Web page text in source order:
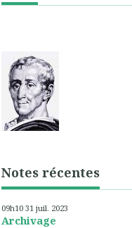
Notes récentes
09h10 31 juil. 2023
Archivage